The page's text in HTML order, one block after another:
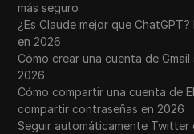
más seguro
¿Es Claude mejor que
en 2026
Cómo crear una cuenta de
2026
Cómo compartir una cuenta de
compartir contraseñas en 2026
Seguir automáticamente Twitter